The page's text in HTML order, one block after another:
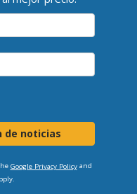
de noticias
Google Privacy Policyand